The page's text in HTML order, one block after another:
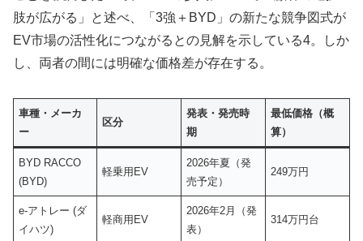
肢が広がる」と述べ、「3強＋BYD」の新たな競争図式が
EV市場の活性化につながるとの見解を示している4。しか
し、両者の間には明確な価格差が存在する。
車種・メーカ
ー
区分
発表・発売時
期
最低価格（概
算）
BYD RACCO
(BYD)
軽乗用EV
2026年夏（発
売予定）
249万円
e-アトレー (ダ
イハツ)
軽商用EV
2026年2月（発
表）
314万円台